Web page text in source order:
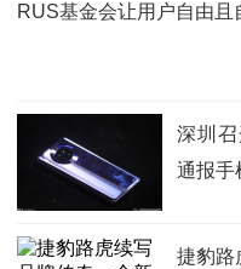
RUS基金会让用户自由且
深圳
通报手
捷豹路